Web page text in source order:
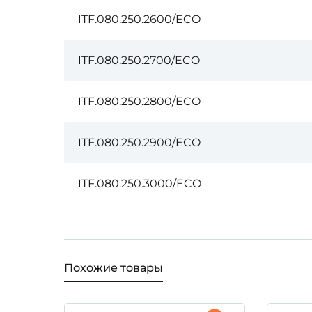
ITF.080.250.2600/ECO
ITF.080.250.2700/ECO
ITF.080.250.2800/ECO
ITF.080.250.2900/ECO
ITF.080.250.3000/ECO
Похожие товары